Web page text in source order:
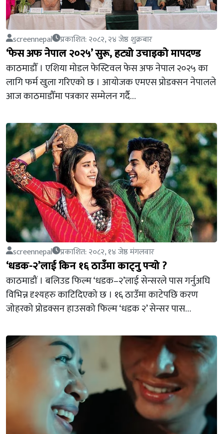
screennepal प्रकाशित: २०८२, २४ जेष्ठ शुक्रबार
‘फेस अफ नेपाल २०२५’ सुरू, हट्यो उचाइको मापदण्ड
काठमाडौँ । एशिया मोडल फेस्टिवल फेस अफ नेपाल २०२५ का
लागि फर्म खुला गरिएको छ । आयोजक एमएस प्रोडक्सन नेपालले
आज काठमाडौँमा पत्रकार सम्मेलन गर्दै…
screennepal प्रकाशित: २०८२, १४ जेष्ठ मंगलवार
‘धडक-२’लाई किन १६ ठाउँमा काट्नु पर्‍यो ?
काठमाडौं । बलिउड फिल्म ‘धडक–२’लाई सेन्सरले पास गर्नुअघि
विभिन्न दृश्यहरु काटिदिएको छ । १६ ठाउँमा काटेपछि करण
जोहरको प्रोडक्सन हाउसको फिल्म ‘धडक २’ सेन्सर पास…